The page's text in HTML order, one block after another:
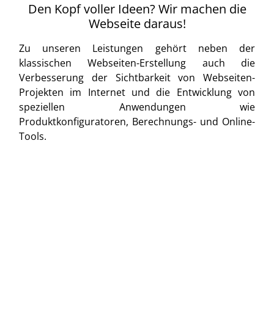
Den Kopf voller Ideen? Wir machen die
Webseite daraus!
Zu unseren Leistungen gehört neben der
klassischen Webseiten-Erstellung auch die
Verbesserung der Sichtbarkeit von Webseiten-
Projekten im Internet und die Entwicklung von
speziellen Anwendungen wie
Produktkonfiguratoren, Berechnungs- und Online-
Tools.